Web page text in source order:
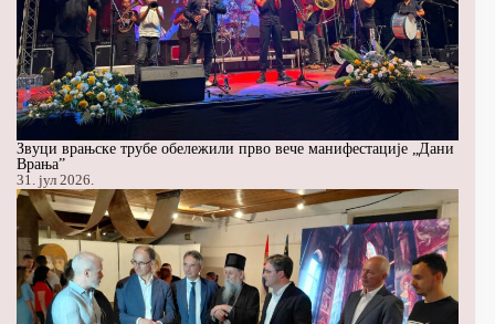
Звуци врањске трубе обележили прво вече манифестације „Дани
Врања”
31. јул 2026.